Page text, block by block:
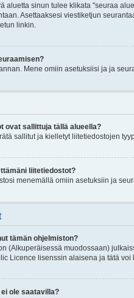
aluetta sinun tulee klikata "seuraa
Asettaaksesi viestiketjun
linkin.
Mene omiin asetuksiisi ja ja
ovat sallittuja tällä alueella?
sallitut ja kielletyt liitetiedostojen
liitetiedostot?
menemällä omiin asetuksiin ja
tämän ohjelmiston?
(Alkuperäisessä muodossaan)
Licence lisenssin alaisena ja tätä
ole saatavilla?